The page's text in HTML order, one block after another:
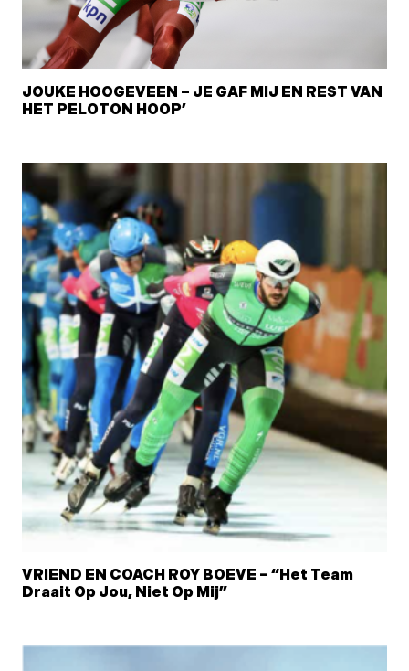
JOUKE HOOGEVEEN – JE GAF MIJ EN REST VAN
HET PELOTON HOOP’
VRIEND EN COACH ROY BOEVE – “Het Team
Draait Op Jou, Niet Op Mij”